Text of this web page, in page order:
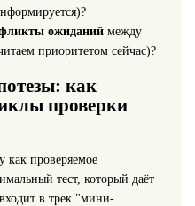
ожиданиймежду
приоритетом сейчас)?
как
проверки
как проверяемое
тест, который даёт
в трек "мини-